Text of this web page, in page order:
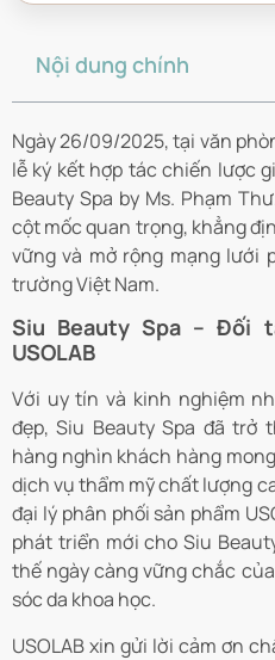
Nội dung chính
Ngày 26/09/2025, tại văn
lễ ký kết hợp tác chiến lược
Beauty Spa by Ms. Phạm
cột mốc quan trọng, khẳng
vững và mở rộng mạng lưới
trường Việt Nam.
Siu Beauty Spa – Đối
USOLAB
Với uy tín và kinh nghiệm
đẹp, Siu Beauty Spa đã trở
hàng nghìn khách hàng
dịch vụ thẩm mỹ chất lượng
đại lý phân phối sản phẩm
phát triển mới cho Siu
thế ngày càng vững chắc
sóc da khoa học.
USOLAB xin gửi lời cảm ơn